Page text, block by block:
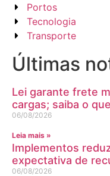
Portos
Tecnologia
Transporte
Últimas
Lei garante frete
cargas; saiba o
06/08/2026
Leia mais »
Implementos
expectativa de
06/08/2026